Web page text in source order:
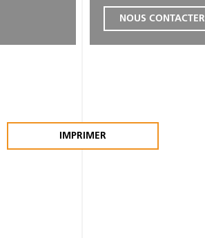
NOUS CONTACTER
IMPRIMER